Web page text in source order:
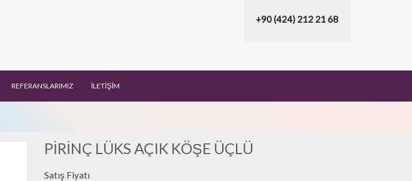
+90 (424) 212 21 68
REFERANSLARIMIZ İLETİŞİM
PİRİNÇ LÜKS AÇIK KÖŞE ÜÇLÜ
Satış Fiyatı